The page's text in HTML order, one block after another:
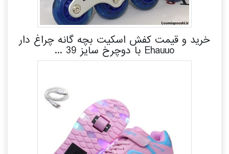
خرید و قیمت کفش اسکیت بچه گانه چراغ دار
Ehauuo با دوچرخ سایز 39 ...